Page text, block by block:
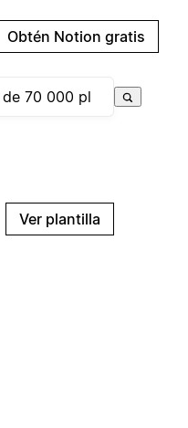
Obtén Notion gratis
Ver plantilla